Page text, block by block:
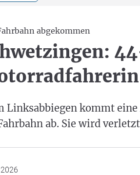
abgekommen
Linksabbiegen kommt
ab. Sie wird